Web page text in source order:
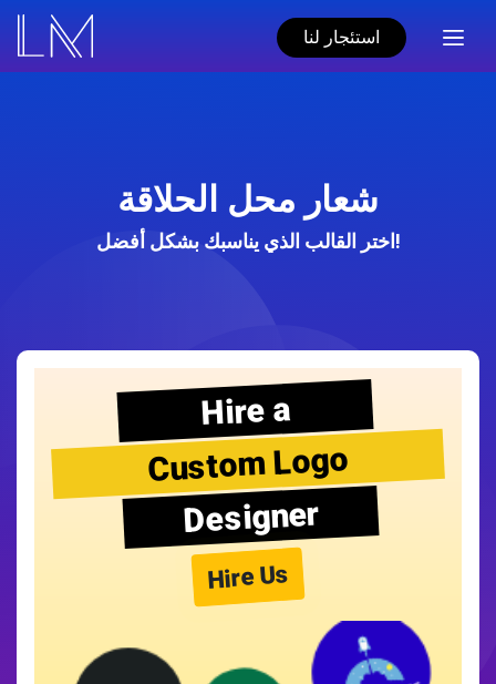
استئجار لنا
شعار محل الحلاقة
اختر القالب الذي يناسبك بشكل أفضل!
Hire a
Custom Logo
Designer
Hire Us